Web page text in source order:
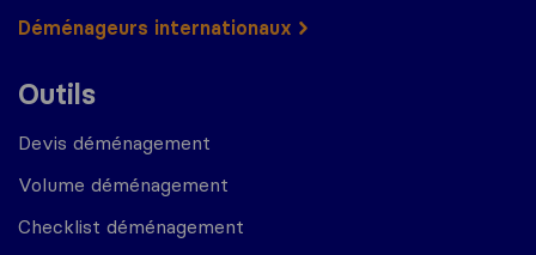
Déménageurs internationaux
Outils
Devis déménagement
Volume déménagement
Checklist déménagement